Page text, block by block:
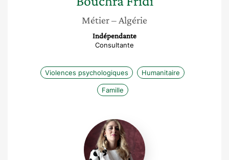
Métier– Algérie
Indépendante
Consultante
Violences psychologiques Humanitaire
Famille
Asma
Hassouna
El
Costantini